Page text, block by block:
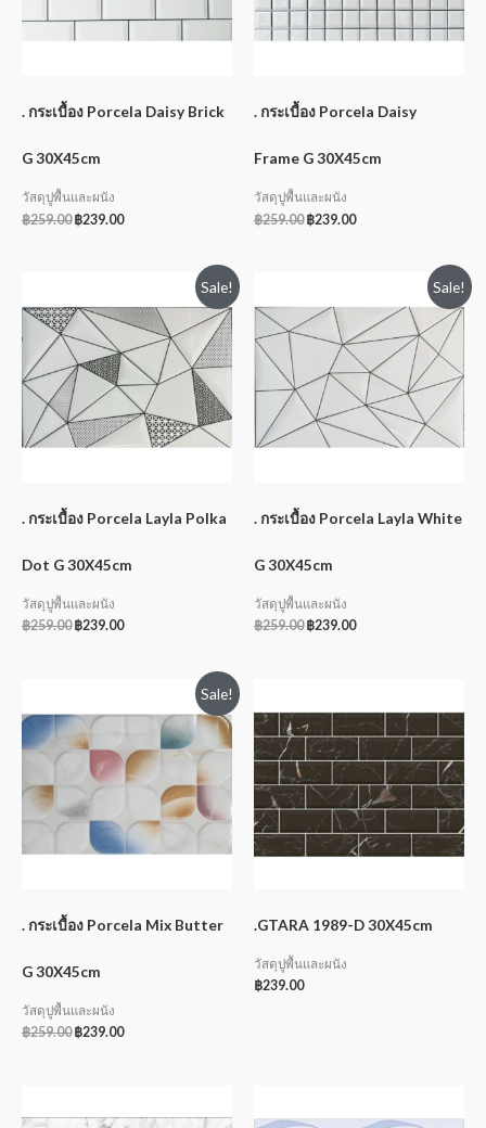
. กระเบื้อง Porcela Daisy Brick
G 30X45cm
วัสดุปูพื้นและผนัง
฿259.00 ฿239.00
. กระเบื้อง Porcela Daisy
Frame G 30X45cm
วัสดุปูพื้นและผนัง
฿259.00 ฿239.00
Sale!
. กระเบื้อง Porcela Layla Polka
Dot G 30X45cm
วัสดุปูพื้นและผนัง
฿259.00 ฿239.00
Sale!
. กระเบื้อง Porcela Layla White
G 30X45cm
วัสดุปูพื้นและผนัง
฿259.00 ฿239.00
Sale!
. กระเบื้อง Porcela Mix Butter
G 30X45cm
วัสดุปูพื้นและผนัง
฿259.00 ฿239.00
.GTARA 1989-D 30X45cm
วัสดุปูพื้นและผนัง
฿239.00